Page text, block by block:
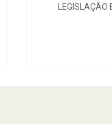
LEGISLAÇÃO